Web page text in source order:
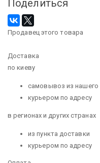
Поделиться
Продавец этого товара
Доставка
по киеву
самовывоз из нашего
курьером по адресу
в регионах и других странах
из пункта доставки
курьером по адресу